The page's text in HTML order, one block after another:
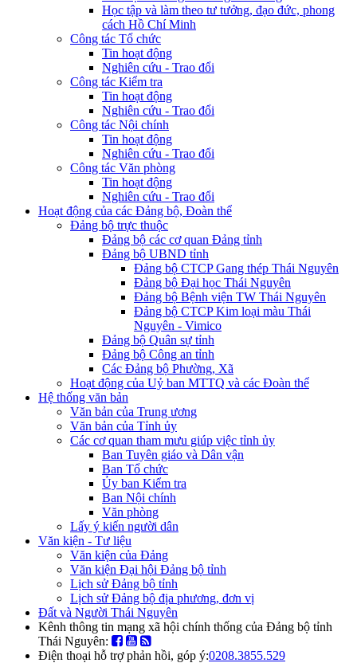
Học tập và làm theo tư tưởng, đạo đức, phong
cách Hồ Chí Minh
Công tác Tổ chức
Tin hoạt động
Nghiên cứu - Trao đổi
Công tác Kiểm tra
Tin hoạt động
Nghiên cứu - Trao đổi
Công tác Nội chính
Tin hoạt động
Nghiên cứu - Trao đổi
Công tác Văn phòng
Tin hoạt động
Nghiên cứu - Trao đổi
Hoạt động của các Đảng bộ, Đoàn thể
Đảng bộ trực thuộc
Đảng bộ các cơ quan Đảng tỉnh
Đảng bộ UBND tỉnh
Đảng bộ CTCP Gang thép Thái Nguyên
Đảng bộ Đại học Thái Nguyên
Đảng bộ Bệnh viện TW Thái Nguyên
Đảng bộ CTCP Kim loại màu Thái
Nguyên - Vimico
Đảng bộ Quân sự tỉnh
Đảng bộ Công an tỉnh
Các Đảng bộ Phường, Xã
Hoạt động của Uỷ ban MTTQ và các Đoàn thể
Hệ thống văn bản
Văn bản của Trung ương
Văn bản của Tỉnh ủy
Các cơ quan tham mưu giúp việc tỉnh ủy
Ban Tuyên giáo và Dân vận
Ban Tổ chức
Ủy ban Kiểm tra
Ban Nội chính
Văn phòng
Lấy ý kiến người dân
Văn kiện - Tư liệu
Văn kiện của Đảng
Văn kiện Đại hội Đảng bộ tỉnh
Lịch sử Đảng bộ tỉnh
Lịch sử Đảng bộ địa phương, đơn vị
Đất và Người Thái Nguyên
Kênh thông tin mạng xã hội chính thống của Đảng bộ tỉnh
Thái Nguyên:
Điện thoại hỗ trợ phản hồi, góp ý:0208.3855.529